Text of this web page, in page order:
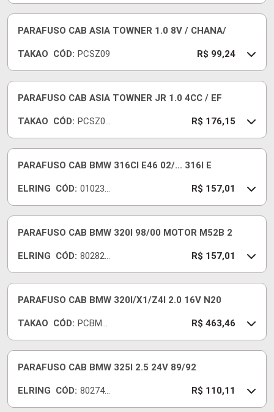
PARAFUSO CAB ASIA TOWNER 1.0 8V / CHANA/
TAKAO CÓD: PCSZ09 R$ 99,24
PARAFUSO CAB ASIA TOWNER JR 1.0 4CC / EF
TAKAO CÓD: PCSZ09
R$ 176,15
PARAFUSO CAB BMW 316CI E46 02/... 316I E
ELRING CÓD: 010230
R$ 157,01
PARAFUSO CAB BMW 320I 98/00 MOTOR M52B 2
ELRING CÓD: 802820
R$ 157,01
PARAFUSO CAB BMW 320I/X1/Z4I 2.0 16V N20
TAKAO CÓD: PCBM2
R$ 463,46
PARAFUSO CAB BMW 325I 2.5 24V 89/92
ELRING CÓD: 802740
R$ 110,11